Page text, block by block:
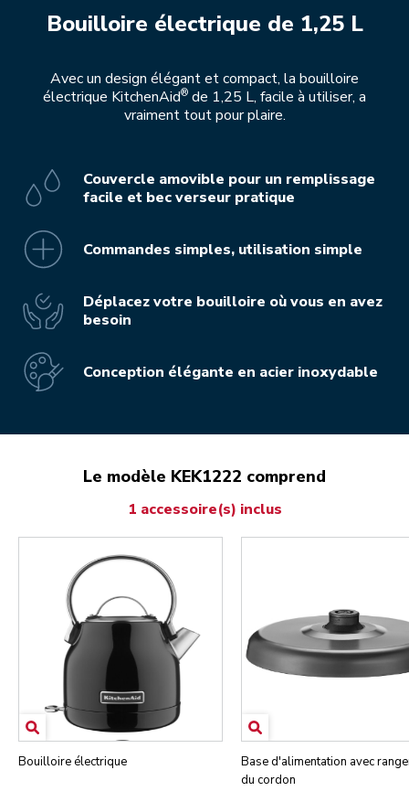
Bouilloire électrique de 1,25 L
Avec un design élégant et compact, la bouilloire
électrique KitchenAid® de 1,25 L, facile à utiliser, a
vraiment tout pour plaire.
Couvercle amovible pour un remplissage
facile et bec verseur pratique
Commandes simples, utilisation simple
Déplacez votre bouilloire où vous en avez
besoin
Conception élégante en acier inoxydable
Le modèle KEK1222 comprend
1 accessoire(s) inclus
Bouilloire électrique
Base d'alimentation avec
du cordon